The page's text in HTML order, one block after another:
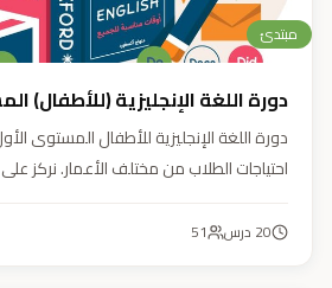
مبتدئ
دورة اللغة الإنجليزية (للأطفال)
دورة اللغة الإنجليزية للأطفال المستوى
احتياجات الطلاب من مختلف الأعمار. نركز
تفاعلية وأسلوب تعليمي ممتع وفعّال.
20 درس 51